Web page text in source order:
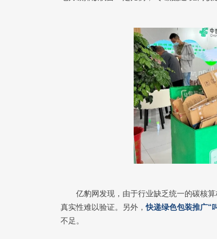
亿豹网发现，由于行业缺乏统一的碳核
真实性难以验证。另外，快递绿色包装推广“
不足。